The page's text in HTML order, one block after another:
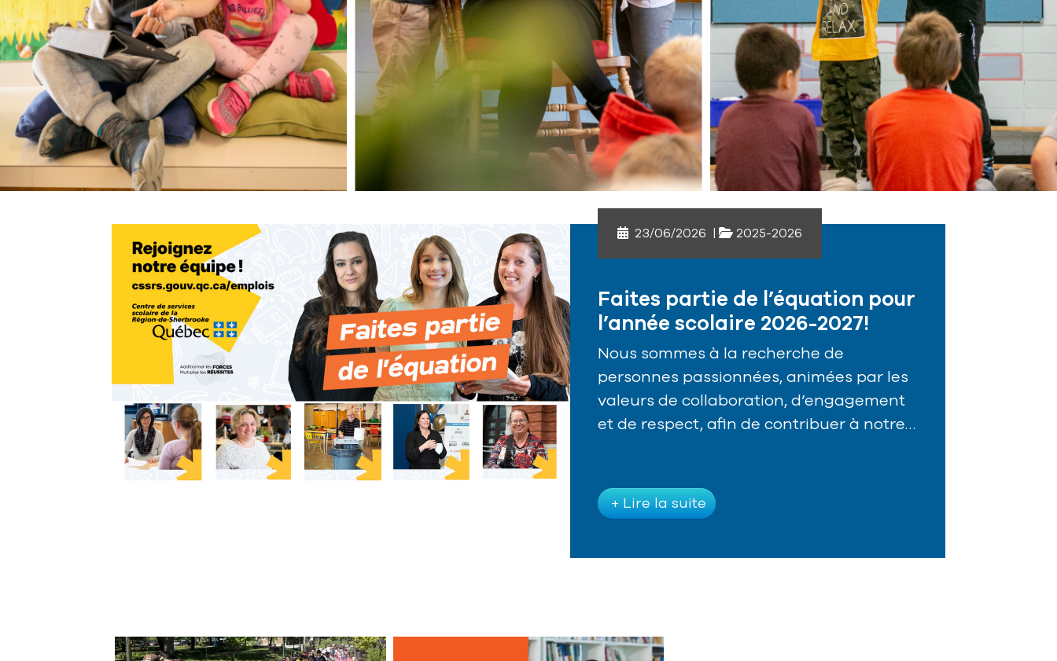
23/06/2026 | 2025-2026
Faites partie de l’équation pour
l’année scolaire 2026-2027!
Nous sommes à la recherche de
personnes passionnées, animées par les
valeurs de collaboration, d’engagement
et de respect, afin de contribuer à notre…
+ Lire la suite